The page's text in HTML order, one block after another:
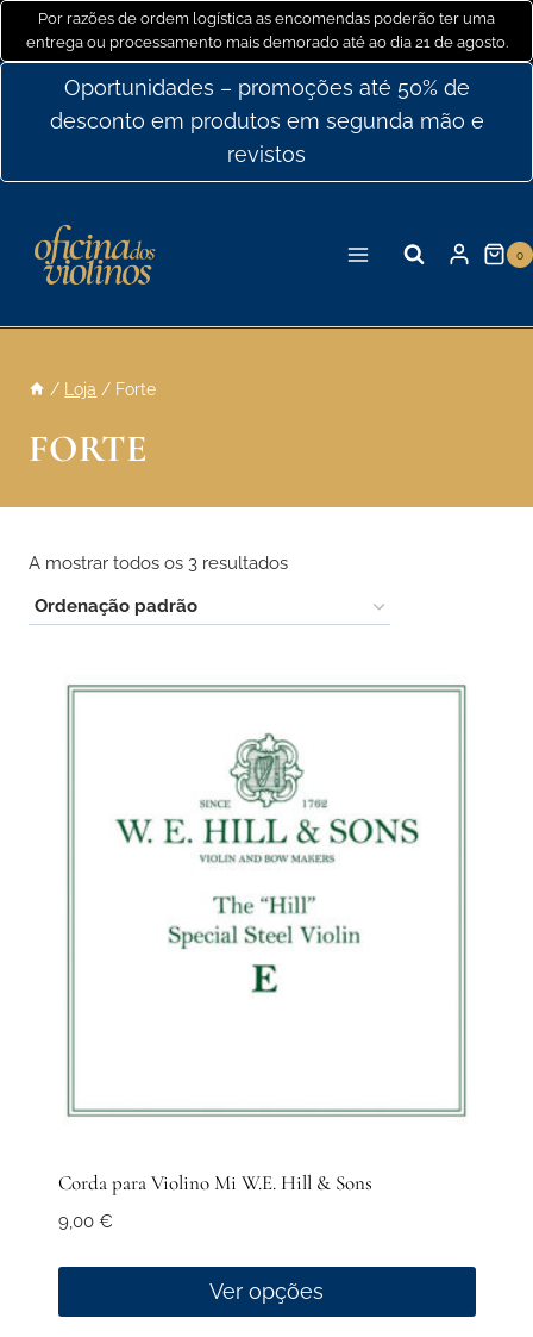
para
conteúdo
Por razões de ordem logística as encomendas poderão ter uma
entrega ou processamento mais demorado até ao dia 21 de agosto.
Oportunidades – promoções até 50% de
desconto em produtos em segunda mão e
revistos
0
/ Loja / Forte
FORTE
A mostrar todos os 3 resultados
Corda para Violino Mi W.E. Hill & Sons
9,00 €
Ver opções